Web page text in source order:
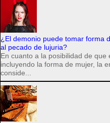
¿El demonio puede tomar forma
al pecado de lujuria?
En cuanto a la posibilidad de que
incluyendo la forma de mujer, la
conside...